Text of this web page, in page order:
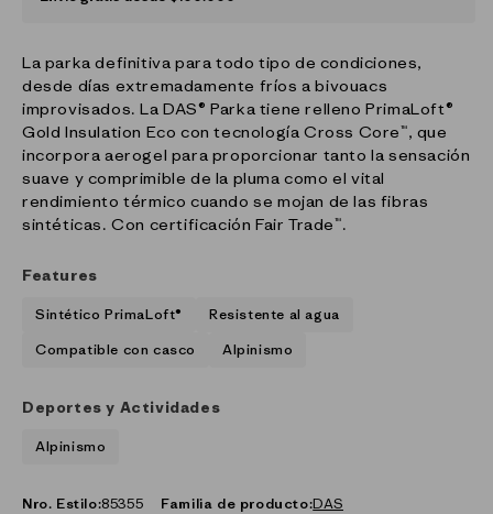
La parka definitiva para todo tipo de condiciones,
desde días extremadamente fríos a bivouacs
improvisados. La DAS® Parka tiene relleno PrimaLoft®
Gold Insulation Eco con tecnología Cross Core™, que
incorpora aerogel para proporcionar tanto la sensación
suave y comprimible de la pluma como el vital
rendimiento térmico cuando se mojan de las fibras
sintéticas. Con certificación Fair Trade™.
Features
Sintético PrimaLoft®
Resistente al agua
Compatible con casco
Alpinismo
Deportes y Actividades
Alpinismo
Nro. Estilo:85355 Familia de producto:DAS